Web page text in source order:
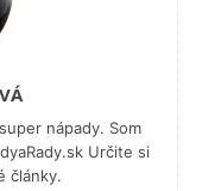
nápady. Som
Určite si
články.